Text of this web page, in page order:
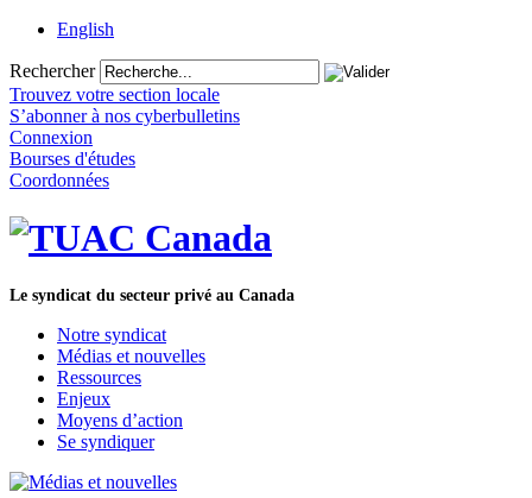
English
Rechercher
Trouvez votre section locale
S’abonner à nos cyberbulletins
Connexion
Bourses d'études
Coordonnées
Le syndicat du secteur privé au Canada
Notre syndicat
Médias et nouvelles
Ressources
Enjeux
Moyens d’action
Se syndiquer